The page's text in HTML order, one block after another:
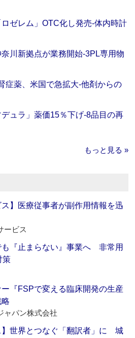
ロゼレム」OTC化し発売‐体内時計
奈川新拠点が業務開始‐3PL専用物
症薬、米国で急拡大‐他剤からの
デュラ」薬価15％下げ‐8品目の再
もっと見る »
ス】医療従事者が副作用情報を迅
ービス
も『止まらない』事業へ 非常用
策
ー『FSPで変える臨床開発の生産
ャパン株式会社
】世界とつなぐ「翻訳者」に 城